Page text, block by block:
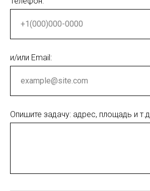
и/или Email:
Опишите задачу: адрес, площадь и т.д